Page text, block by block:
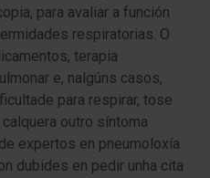
para avaliar a función
respiratorias. O
terapia
e, nalgúns casos,
para respirar, tose
outro síntoma
expertos en pneumoloxía
dubides en pedir unha cita